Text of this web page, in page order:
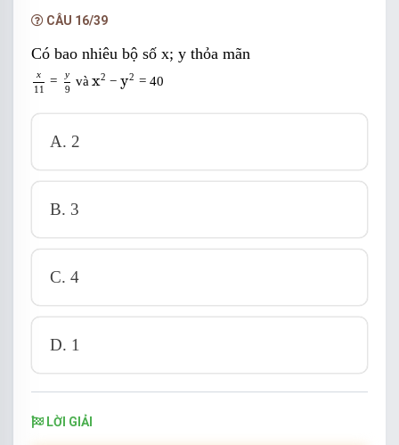
CÂU 16/39
Có bao nhiêu bộ số x; y thỏa mãn
x
11
=
y
9
vàx2 − y2 = 40
x = và 2 40
A. 2
B. 3
C. 4
D. 1
LỜI GIẢI